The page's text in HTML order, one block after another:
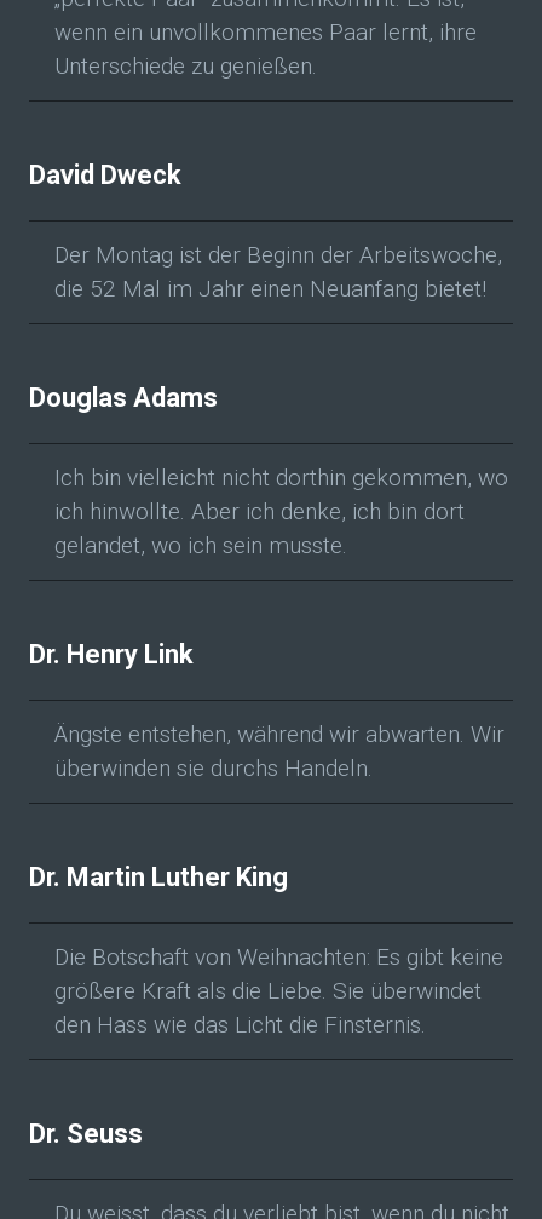
wenn ein unvollkommenes Paar lernt, ihre
Unterschiede zu genießen.
David Dweck
Der Montag ist der Beginn der Arbeitswoche,
die 52 Mal im Jahr einen Neuanfang bietet!
Douglas Adams
Ich bin vielleicht nicht dorthin gekommen, wo
ich hinwollte. Aber ich denke, ich bin dort
gelandet, wo ich sein musste.
Dr. Henry Link
Ängste entstehen, während wir abwarten. Wir
überwinden sie durchs Handeln.
Dr. Martin Luther King
Die Botschaft von Weihnachten: Es gibt keine
größere Kraft als die Liebe. Sie überwindet
den Hass wie das Licht die Finsternis.
Dr. Seuss